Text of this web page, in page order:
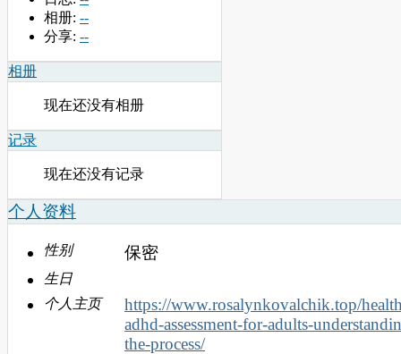
相册: --
分享: --
相册
现在还没有相册
记录
现在还没有记录
个人资料
性别 保密
生日
个人主页
https://www.rosalynkovalchik.top/
adhd-assessment-for-adults-
the-process/